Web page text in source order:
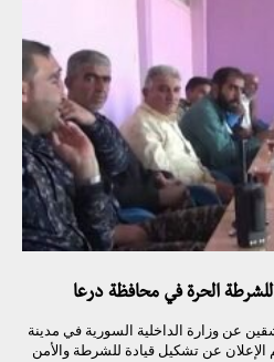
الحرة في محافظة درعا
عن وزارة الداخلية السورية في مدينة
عن تشكيل قيادة للشرطة والأمن